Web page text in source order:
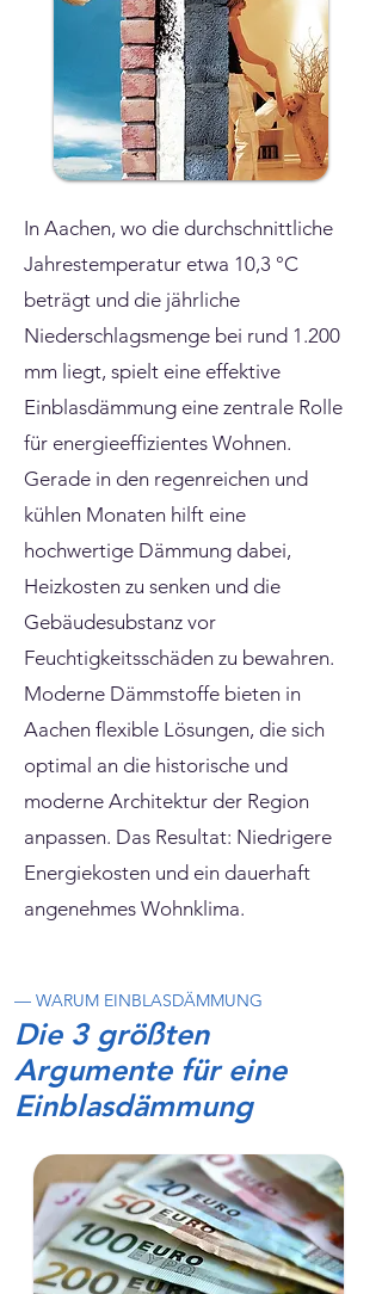
In Aachen, wo die durchschnittliche
Jahrestemperatur etwa 10,3 °C
beträgt und die jährliche
Niederschlagsmenge bei rund 1.200
mm liegt, spielt eine effektive
Einblasdämmung eine zentrale Rolle
für energieeffizientes Wohnen.
Gerade in den regenreichen und
kühlen Monaten hilft eine
hochwertige Dämmung dabei,
Heizkosten zu senken und die
Gebäudesubstanz vor
Feuchtigkeitsschäden zu bewahren.
Moderne Dämmstoffe bieten in
Aachen flexible Lösungen, die sich
optimal an die historische und
moderne Architektur der Region
anpassen. Das Resultat: Niedrigere
Energiekosten und ein dauerhaft
angenehmes Wohnklima.
— WARUM EINBLASDÄMMUNG
Die 3 größten
Argumente für eine
Einblasdämmung